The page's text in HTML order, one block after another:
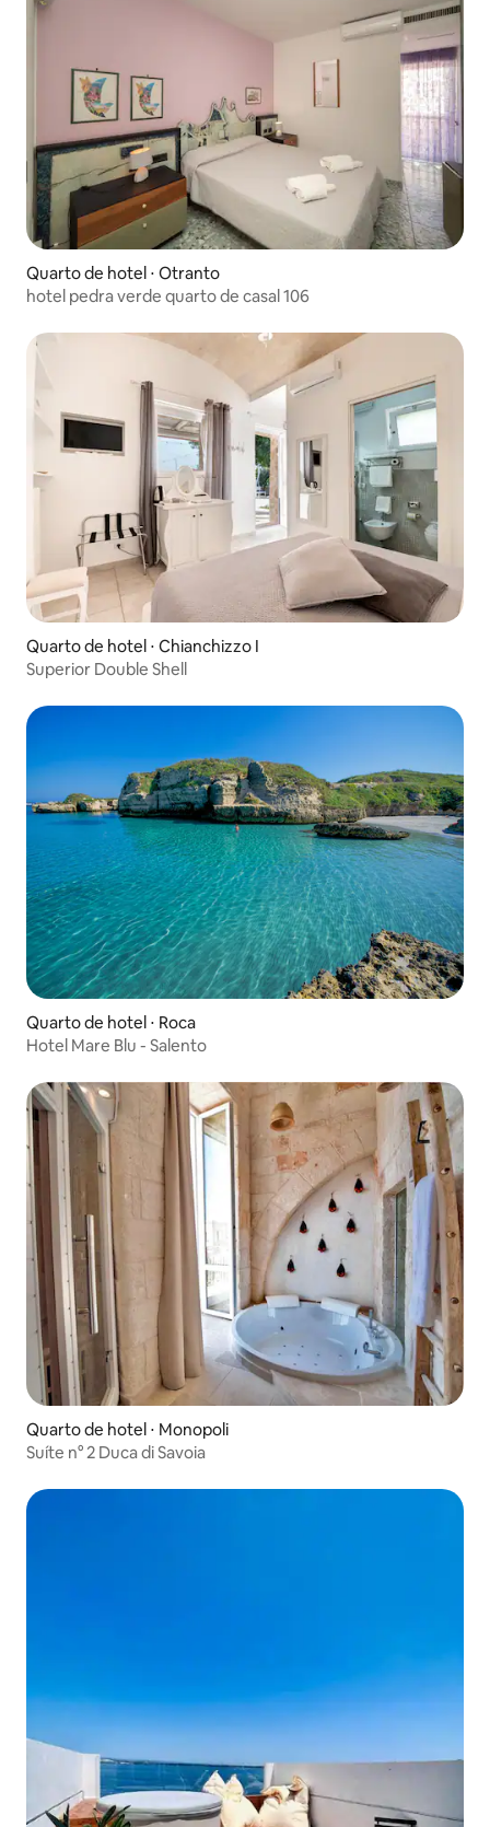
Quarto de hotel ⋅ Otranto
hotel pedra verde quarto de casal 106
Quarto de hotel ⋅ Chianchizzo I
Superior Double Shell
Quarto de hotel ⋅ Roca
Hotel Mare Blu - Salento
Quarto de hotel ⋅ Monopoli
Suíte n° 2 Duca di Savoia